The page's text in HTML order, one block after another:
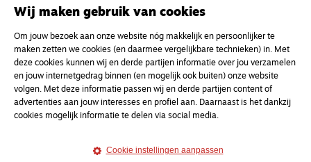
Magazine
Onderweg
Kvk-nummer 33277063
NL46 INGB 0117 5827 86
info@onderwegonline.nl
Wij maken gebruik van cookies
Om jouw bezoek aan onze website nóg makkelijk en persoonlijker te
maken zetten we cookies (en daarmee vergelijkbare technieken) in. Met
deze cookies kunnen wij en derde partijen informatie over jou verzamelen
en jouw internetgedrag binnen (en mogelijk ook buiten) onze website
volgen. Met deze informatie passen wij en derde partijen content of
advertenties aan jouw interesses en profiel aan. Daarnaast is het dankzij
cookies mogelijk informatie te delen via social media.
Cookie instellingen aanpassen